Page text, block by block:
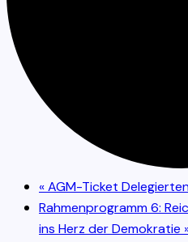
«AGM-Ticket
Rahmenprogramm 6:
ins Herz der Demokratie